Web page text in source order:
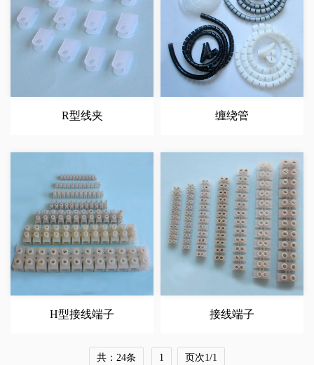
R型线夹 缠绕管
H型接线端子 接线端子
共：24条 1 页次1/1